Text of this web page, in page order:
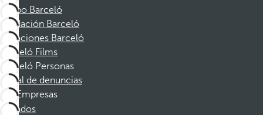
Grupo Barceló
Fundación Barceló
Vacaciones Barceló
Barceló Films
Barceló Personas
Canal de denuncias
Empresas
Afiliados